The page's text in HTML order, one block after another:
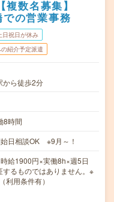
数名募集】
での営業事務
日祝日が休み
紹介予定派遣
から徒歩2分
8時間
日相談OK ※9月～！
給1900円×実働8h×週5日
るものではありません。※
利用条件有）